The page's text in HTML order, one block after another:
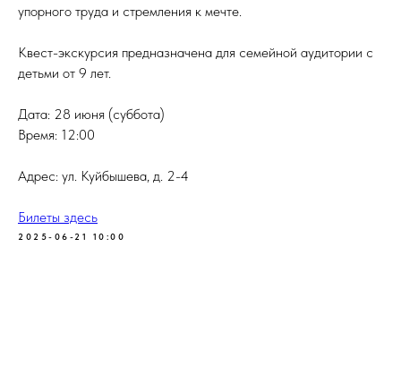
упорного труда и стремления к мечте.
Квест-экскурсия предназначена для семейной аудитории с
детьми от 9 лет.
Дата: 28 июня (суббота)
Время: 12:00
Адрес: ул. Куйбышева, д. 2-4
Билеты здесь
2025-06-21 10:00